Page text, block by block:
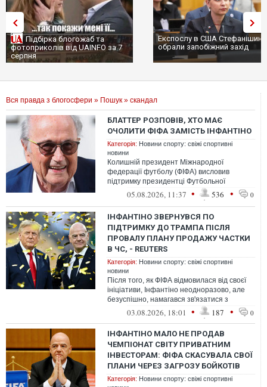
Підбірка блогожаб та
фотоприколів від UAINFO за 7
серпня
Експослу в США
обрали запобіжний захід
Вся правда з блогосфери » Пошук » скандал
БЛАТТЕР РОЗПОВІВ, ХТО МАЄ
ОЧОЛИТИ ФІФА ЗАМІСТЬ ІНФАНТІНО
Категорія: Новини спорту: свіжі спортивні
новини
Колишній президент Міжнародної
федерації футболу (ФІФА) висловив
підтримку президентці Футбольної
федерації Норвегії Лізе Клавенесс.
05.08.2026, 11:37 • 536 • 0
ІНФАНТІНО ЗВЕРНУВСЯ ПО
ПІДТРИМКУ ДО ТРАМПА ПІСЛЯ
ПРОВАЛУ ПЛАНУ ПРОДАЖУ ЧАСТКИ
В ЧС, - REUTERS
Категорія: Новини спорту: свіжі спортивні
новини
Після того, як ФІФА відмовилася від своєї
ініціативи, Інфантіно неодноразово, але
безуспішно, намагався зв'язатися з
Дональдом Трампом телефоном
03.08.2026, 18:01 • 187 • 0
ІНФАНТІНО МАЛО НЕ ПРОДАВ
ЧЕМПІОНАТ СВІТУ ПРИВАТНИМ
ІНВЕСТОРАМ: ФІФА СКАСУВАЛА СВОЇ
ПЛАНИ ЧЕРЕЗ ЗАГРОЗУ БОЙКОТІВ
Категорія: Новини спорту: свіжі спортивні